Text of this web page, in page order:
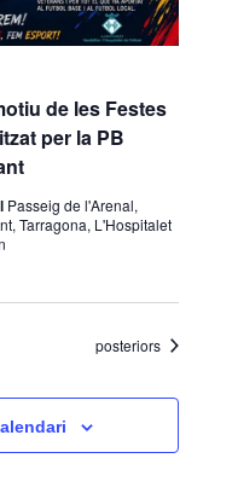
de les Festes
per la PB
Passeig de l'Arenal,
Tarragona, L'Hospitalet
Esdeveniments
posteriors